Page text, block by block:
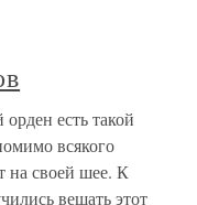
есть такой
всякого
на своей шее. К
вешать этот